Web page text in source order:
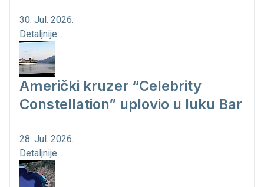
30. Jul. 2026.
Detaljnije...
Američki kruzer “Celebrity
Constellation” uplovio u luku Bar
28. Jul. 2026.
Detaljnije...